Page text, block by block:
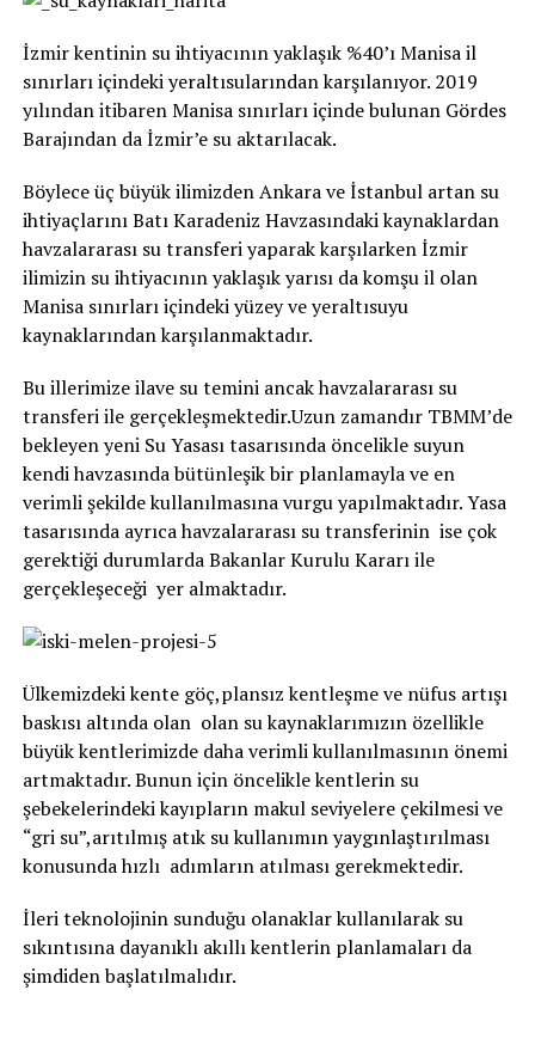
İzmir kentinin su ihtiyacının yaklaşık %40’ı Manisa il
sınırları içindeki yeraltısularından karşılanıyor. 2019
yılından itibaren Manisa sınırları içinde bulunan Gördes
Barajından da İzmir’e su aktarılacak.
Böylece üç büyük ilimizden Ankara ve İstanbul artan su
ihtiyaçlarını Batı Karadeniz Havzasındaki kaynaklardan
havzalararası su transferi yaparak karşılarken İzmir
ilimizin su ihtiyacının yaklaşık yarısı da komşu il olan
Manisa sınırları içindeki yüzey ve yeraltısuyu
kaynaklarından karşılanmaktadır.
Bu illerimize ilave su temini ancak havzalararası su
transferi ile gerçekleşmektedir.Uzun zamandır TBMM’de
bekleyen yeni Su Yasası tasarısında öncelikle suyun
kendi havzasında bütünleşik bir planlamayla ve en
verimli şekilde kullanılmasına vurgu yapılmaktadır. Yasa
tasarısında ayrıca havzalararası su transferinin ise çok
gerektiği durumlarda Bakanlar Kurulu Kararı ile
gerçekleşeceği yer almaktadır.
Ülkemizdeki kente göç,plansız kentleşme ve nüfus artışı
baskısı altında olan olan su kaynaklarımızın özellikle
büyük kentlerimizde daha verimli kullanılmasının önemi
artmaktadır. Bunun için öncelikle kentlerin su
şebekelerindeki kayıpların makul seviyelere çekilmesi ve
“gri su”,arıtılmış atık su kullanımın yaygınlaştırılması
konusunda hızlı adımların atılması gerekmektedir.
İleri teknolojinin sunduğu olanaklar kullanılarak su
sıkıntısına dayanıklı akıllı kentlerin planlamaları da
şimdiden başlatılmalıdır.